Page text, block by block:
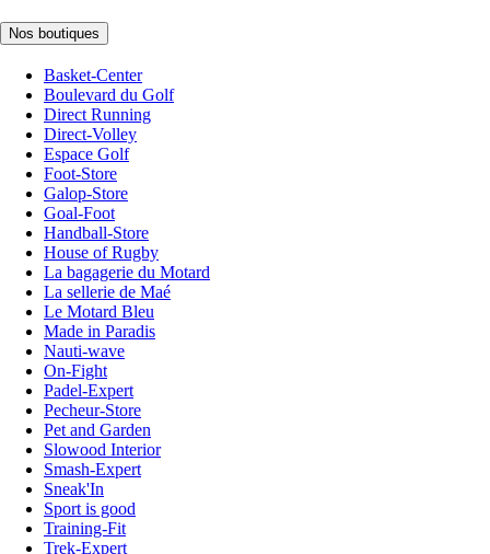
Nos boutiques
Basket-Center
Boulevard du Golf
Direct Running
Direct-Volley
Espace Golf
Foot-Store
Galop-Store
Goal-Foot
Handball-Store
House of Rugby
La bagagerie du Motard
La sellerie de Maé
Le Motard Bleu
Made in Paradis
Nauti-wave
On-Fight
Padel-Expert
Pecheur-Store
Pet and Garden
Slowood Interior
Smash-Expert
Sneak'In
Sport is good
Training-Fit
Trek-Expert